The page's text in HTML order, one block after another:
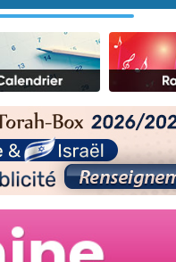
un don pour 1 Journée de
une bénédiction
sur WhatsApp
en groupe sur Zoom
sur WhatsApp
sur WhatsApp
un don pour 5 jours de vacances
sur WhatsApp